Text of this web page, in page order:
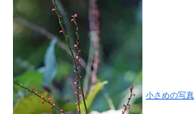
小さめの写真